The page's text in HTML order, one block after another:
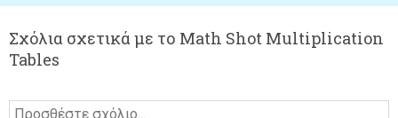
Σχόλια σχετικά με το Math Shot Multiplication
Tables